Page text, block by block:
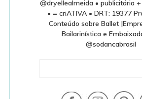
@dryellealmeida • publicitária
• = criATIVA • DRT: 19377
Conteúdo sobre Ballet
Bailarinística e
@sodancabrasil